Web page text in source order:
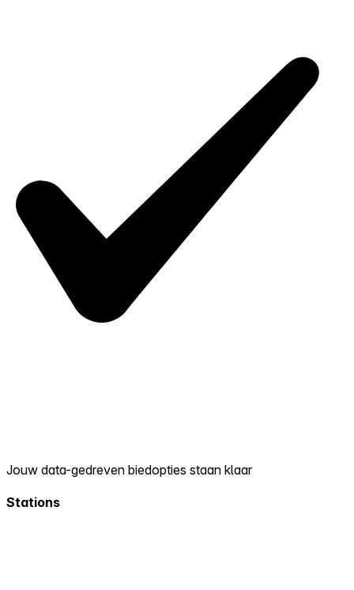
Jouw data-gedreven biedopties staan klaar
Stations